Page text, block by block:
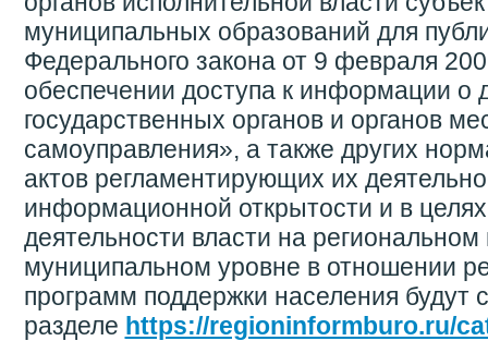
муниципальных образований для
Федерального закона от 9 февраля
обеспечении доступа к информации о
государственных органов и органов
самоуправления», а также других
актов регламентирующих их
информационной открытости и в
деятельности власти на региональном
муниципальном уровне в отношении
программ поддержки населения будут
разделе https://regioninformburo.ru/